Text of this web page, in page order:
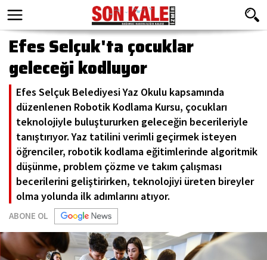
Efes Selçuk'ta çocuklar
geleceği kodluyor
Efes Selçuk Belediyesi Yaz Okulu kapsamında
düzenlenen Robotik Kodlama Kursu, çocukları
teknolojiyle buluştururken geleceğin becerileriyle
tanıştırıyor. Yaz tatilini verimli geçirmek isteyen
öğrenciler, robotik kodlama eğitimlerinde algoritmik
düşünme, problem çözme ve takım çalışması
becerilerini geliştirirken, teknolojiyi üreten bireyler
olma yolunda ilk adımlarını atıyor.
ABONE OL